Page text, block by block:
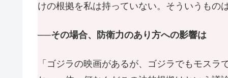
けの根拠を私は持っていない。そういうもの
──その場合、防衛力のあり方への影響は
「ゴジラの映画があるが、ゴジラでもモス